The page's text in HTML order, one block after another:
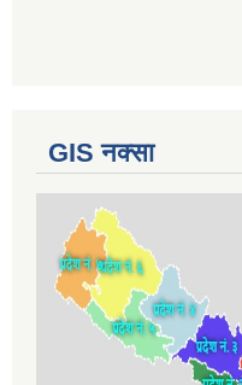
GIS नक्सा